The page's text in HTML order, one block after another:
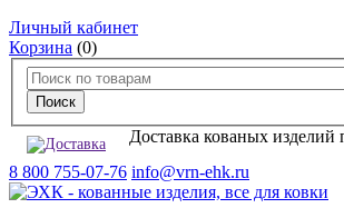
Личный кабинет
Корзина (0)
Доставка кованых изделий
8 800 755-07-76 info@vrn-ehk.ru